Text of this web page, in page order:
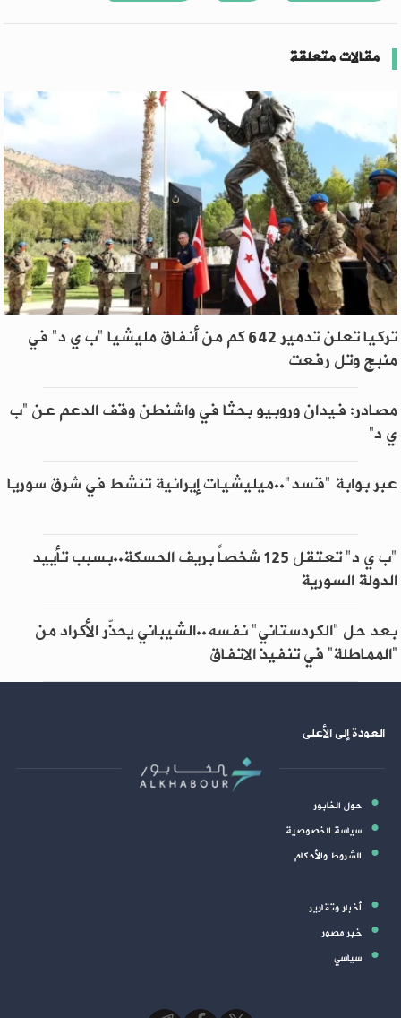
مقالات متعلقة
تركيا تعلن تدمير 642 كم من أنفاق مليشيا "ب ي د" في
منبج وتل رفعت
مصادر: فيدان وروبيو بحثا في واشنطن وقف الدعم عن “ب
ي د”
عبر بوابة "قسد"..ميليشيات إيرانية تنشط في شرق سوريا
"ب ي د" تعتقل 125 شخصاً بريف الحسكة..بسبب تأييد
الدولة السورية
بعد حل "الكردستاني" نفسه..الشيباني يحذّر الأكراد من
“المماطلة” في تنفيذ الاتفاق
العودة إلى الأعلى
حول الخابور
سياسة الخصوصية
الشروط والأحكام
أخبار وتقارير
خبر مصور
سياسي